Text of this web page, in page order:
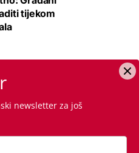
tijekom
dva
za
newsletter za još